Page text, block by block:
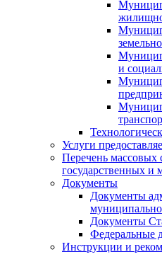
и
Услуги
Перечень массовых
государственных и
Документы
Документы
Документы
Федеральные
Инструкции и